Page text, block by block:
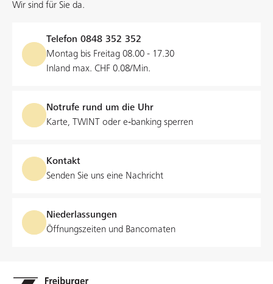
Wir sind für Sie da.
Telefon 0848 352 352
Montag bis Freitag 08.00 - 17.30
Inland max. CHF 0.08/Min.
Notrufe rund um die Uhr
Karte, TWINT oder e‑banking sperren
Kontakt
Senden Sie uns eine Nachricht
Niederlassungen
Öffnungszeiten und Bancomaten